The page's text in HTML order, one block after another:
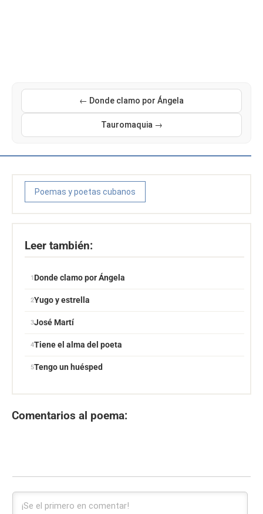
← Donde clamo por Ángela
Tauromaquia →
Poemas y poetas cubanos
Leer también:
Donde clamo por Ángela
Yugo y estrella
José Martí
Tiene el alma del poeta
Tengo un huésped
Comentarios al poema: